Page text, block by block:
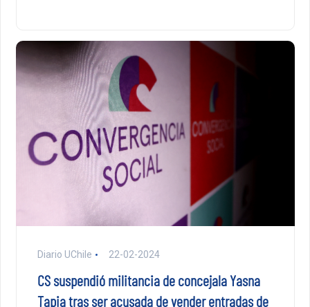
Diario UChile 22-02-2024
CS suspendió militancia de concejala Yasna
Tapia tras ser acusada de vender entradas de